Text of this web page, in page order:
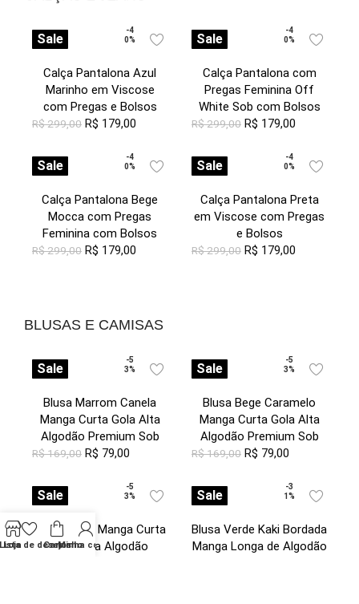
Sale
-4
0%
Calça Pantalona Azul
Marinho em Viscose
com Pregas e Bolsos
R$299,00 R$ 179,00
Sale
-4
0%
Calça Pantalona com
Pregas Feminina Off
White Sob com Bolsos
R$299,00 R$ 179,00
Sale
-4
0%
Calça Pantalona Bege
Mocca com Pregas
Feminina com Bolsos
R$299,00 R$ 179,00
Sale
-4
0%
Calça Pantalona Preta
em Viscose com Pregas
e Bolsos
R$299,00 R$ 179,00
BLUSAS E CAMISAS
Sale
-5
3%
Blusa Marrom Canela
Manga Curta Gola Alta
Algodão Premium Sob
R$169,00 R$ 79,00
Sale
-5
3%
Blusa Bege Caramelo
Manga Curta Gola Alta
Algodão Premium Sob
R$169,00 R$ 79,00
Sale
-5
3%
Blusa Preta Manga Curta
Gola Alta Algodão
Sale
-3
1%
Blusa Verde Kaki Bordada
Manga Longa de Algodão
Lojade desejos
Carrinho
Minha conta